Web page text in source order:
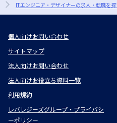
ITエンジニア・デザイナーの求人・転職を
個人向けお問い合わせ
サイトマップ
法人向けお問い合わせ
法人向けお役立ち資料一覧
利用規約
レバレジーズグループ・プライバシ
ーポリシー